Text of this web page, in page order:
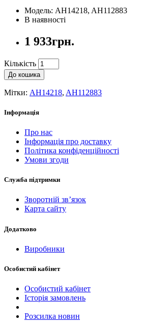
Модель: AH14218, AH112883
В наявності
1 933грн.
Кількість
До кошика
Мітки: AH14218, AH112883
Інформація
Про нас
Інформація про доставку
Політика конфіденційності
Умови згоди
Служба підтримки
Зворотній зв’язок
Карта сайту
Додатково
Виробники
Особистий кабінет
Особистий кабінет
Історія замовлень
Розсилка новин